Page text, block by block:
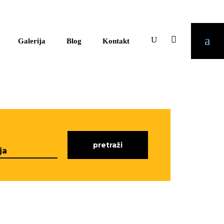
Galerija Blog Kontakt